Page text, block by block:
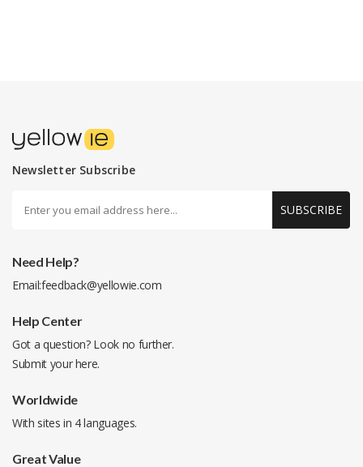
Newsletter Subscribe
SUBSCRIBE
Need Help?
Email:feedback@yellowie.com
Help Center
Got a question? Look no further.
Submit yourhere.
Worldwide
With sites in 4 languages.
Great Value